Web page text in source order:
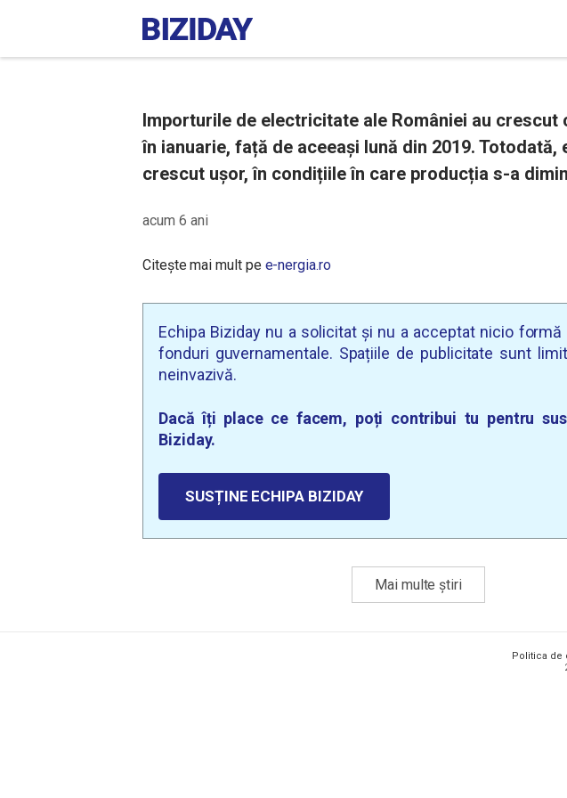
Importurile de electricitate ale României au crescut
în ianuarie, față de aceeași lună din 2019. Totodată,
crescut ușor, în condițiile în care producția s-a
acum 6 ani
Citește mai mult pe e-nergia.ro
Echipa Biziday nu a solicitat și nu a acceptat nicio
fonduri guvernamentale. Spațiile de publicitate sunt
neinvazivă.
Dacă îți place ce facem, poți contribui tu pentru
Biziday.
SUSȚINE ECHIPA BIZIDAY
Mai multe știri
Politica de